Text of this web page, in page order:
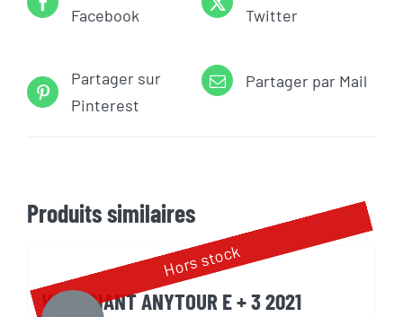
Facebook
Twitter
Partager sur
Pinterest
Partager par Mail
Produits similaires
Hors stock
VELO GIANT ANYTOUR E + 3 2021